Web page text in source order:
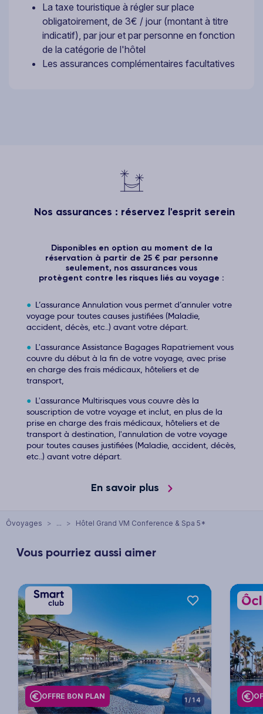
La taxe touristique à régler sur place
obligatoirement, de 3€ / jour (montant à titre
indicatif), par jour et par personne en fonction
de la catégorie de l'hôtel
Les assurances complémentaires facultatives
Nos assurances : réservez l'esprit serein
Disponibles en option au moment de la
réservation à partir de 25 € par personne
seulement, nos assurances vous
protègent contre les risques liés au voyage :
L’assurance Annulation vous permet d’annuler votre
voyage pour toutes causes justifiées (Maladie,
accident, décès, etc..) avant votre départ.
L'assurance Assistance Bagages Rapatriement vous
couvre du début à la fin de votre voyage, avec prise
en charge des frais médicaux, hôteliers et de
transport,
L'assurance Multirisques vous couvre dès la
souscription de votre voyage et inclut, en plus de la
prise en charge des frais médicaux, hôteliers et de
transport à destination, l'annulation de votre voyage
pour toutes causes justifiées (Maladie, accident, décès,
etc..) avant votre départ.
En savoir plus
Ôvoyages > ... > Hôtel Grand VM Conference & Spa 5*
Vous pourriez aussi aimer
Previous Next
OFFRE BON PLAN 1/14